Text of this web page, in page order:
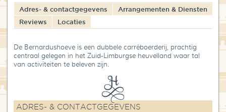
Over High Tea Wereld
Adres- & contactgegevens
Arrangementen & Diensten
Reviews
Locaties
De Bernardushoeve is een dubbele carréboerderij, prachtig
centraal gelegen in het Zuid-Limburgse heuvelland waar tal
van activiteiten te beleven zijn.
ADRES- & CONTACTGEGEVENS